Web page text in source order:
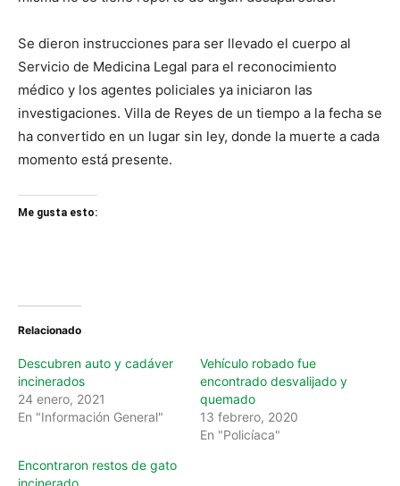
Se dieron instrucciones para ser llevado el cuerpo al
Servicio de Medicina Legal para el reconocimiento
médico y los agentes policiales ya iniciaron las
investigaciones. Villa de Reyes de un tiempo a la fecha se
ha convertido en un lugar sin ley, donde la muerte a cada
momento está presente.
Me gusta esto:
Relacionado
Descubren auto y cadáver
incinerados
24 enero, 2021
En "Información General"
Vehículo robado fue
encontrado desvalijado y
quemado
13 febrero, 2020
En "Policíaca"
Encontraron restos de gato